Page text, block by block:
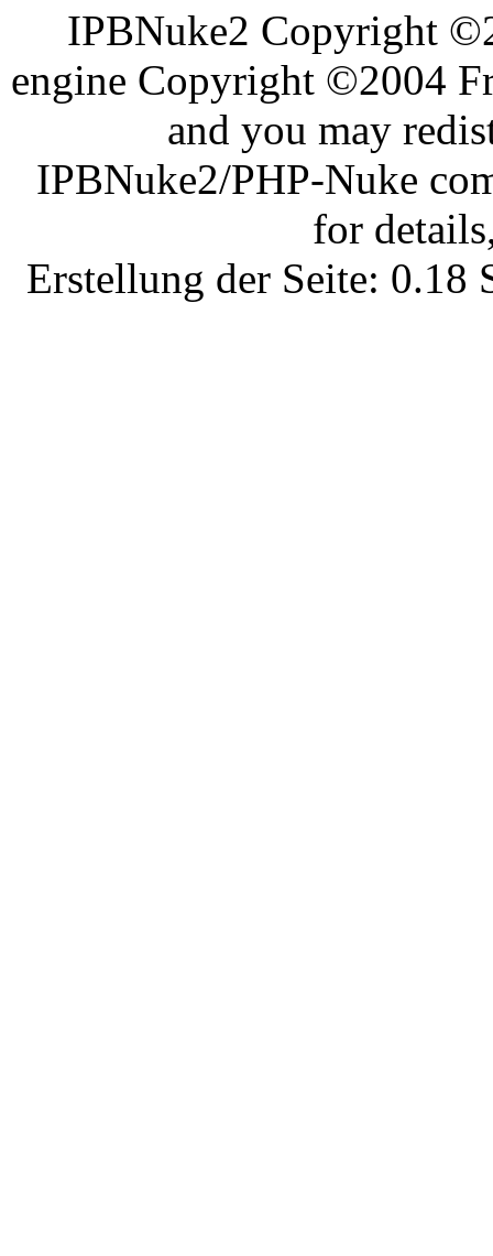
IPBNuke2 Copyright
engine Copyright ©2004
and you may
IPBNuke2/PHP-Nuke
for
Erstellung der Seite: 0.18